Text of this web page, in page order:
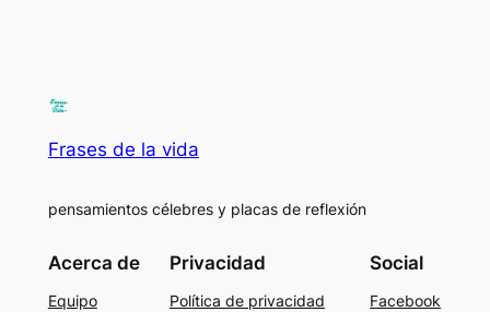
Frases de la vida
pensamientos célebres y placas de reflexión
Acerca de
Equipo
Privacidad
Política de privacidad
Social
Facebook